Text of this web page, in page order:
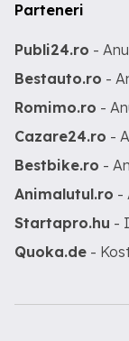
Parteneri
Publi24.ro -
Bestauto.ro -
Romimo.ro -
Cazare24.ro -
Bestbike.ro -
Animalutul.ro -
Startapro.hu -
Quoka.de -